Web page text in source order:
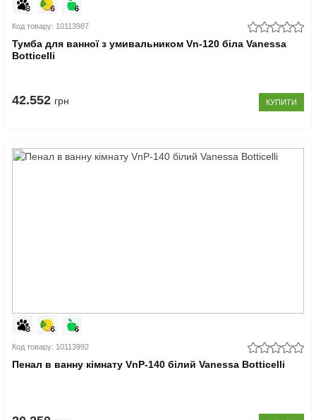
Код товару: 10113987
Тумба для ванної з умивальником Vn-120 біла Vanessa
Botticelli
42.552 грн КУПИТИ
Код товару: 10113992
Пенал в ванну кімнату VnP-140 білий Vanessa Botticelli